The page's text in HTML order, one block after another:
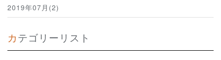
2019年07月(2)
カテゴリーリスト